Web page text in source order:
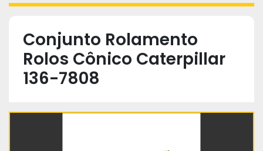
Conjunto Rolamento
Rolos Cônico Caterpillar
136-7808